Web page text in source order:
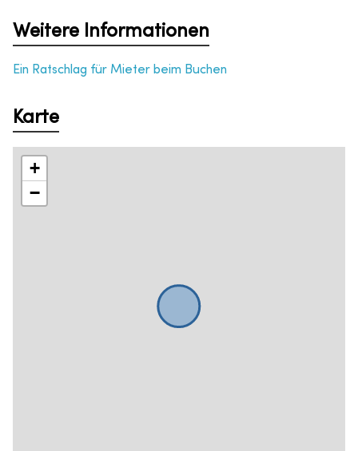
Weitere Informationen
Ein Ratschlag für Mieter beim Buchen
Karte
+
−